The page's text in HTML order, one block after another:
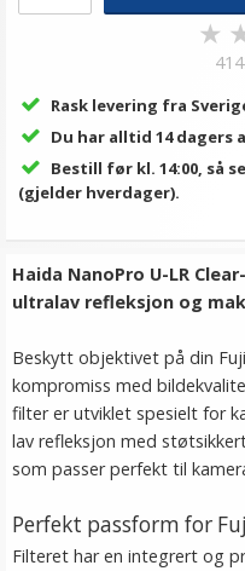
★
Rask levering fra
Du har alltid 14 dagers
Bestill før kl. 14:00, så
(gjelder hverdager).
Haida NanoPro U-LR
ultralav refleksjon og
Beskytt objektivet på din
kompromiss med
filter er utviklet spesielt for
lav refleksjon med
som passer perfekt til
Perfekt passform for
Filteret har en integrert og